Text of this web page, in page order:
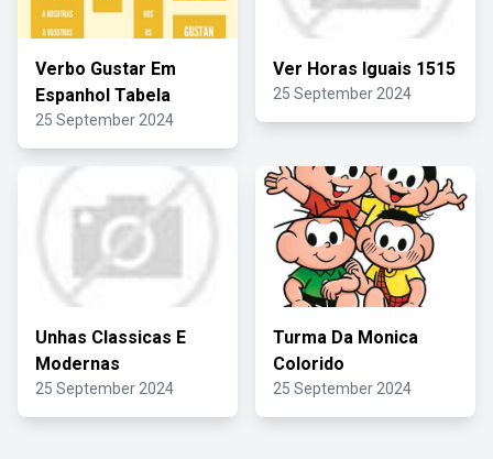
Verbo Gustar Em
Espanhol Tabela
25 September 2024
Ver Horas Iguais 1515
25 September 2024
Unhas Classicas E
Modernas
25 September 2024
Turma Da Monica
Colorido
25 September 2024